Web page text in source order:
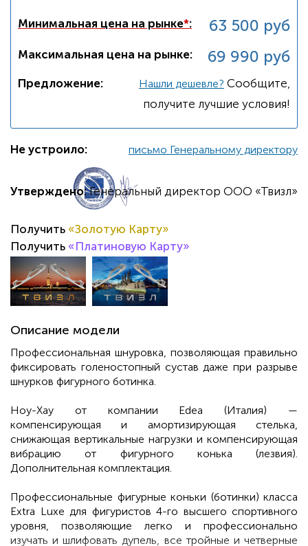
Минимальная цена на рынке*: 63 500 руб
Максимальная цена на рынке: 69 990 руб
Предложение: Нашли дешевле? Cообщите,
получите лучшие условия!
Не устроило: письмо Генеральному директору
Утверждено: Генеральный директор ООО «Твизл»
Получить «Золотую Карту»
Получить «Платиновую Карту»
Описание модели
Профессиональная шнуровка, позволяющая правильно
фиксировать голеностопный сустав даже при разрыве
шнурков фигурного ботинка.
Ноу-Хау от компании Edea (Италия) —
компенсирующая и амортизирующая стелька,
снижающая вертикальные нагрузки и компенсирующая
вибрацию от фигурного конька (лезвия).
Дополнительная комплектация.
Профессиональные фигурные коньки (ботинки) класса
Extra Luxe для фигуристов 4-го высшего спортивного
уровня, позволяющие легко и профессионально
изучать и шлифовать дупель, все тройные и четверные